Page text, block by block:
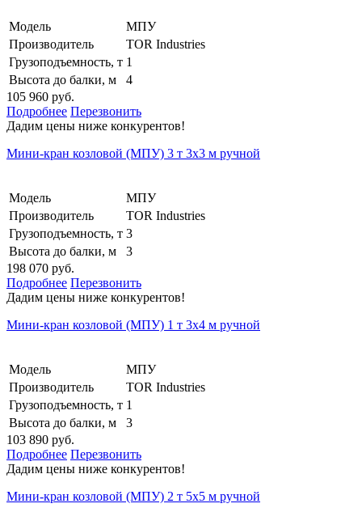
Модель
МПУ
Производитель
TOR Industries
Грузоподъемность, т 1
Высота до балки, м
4
105 960 руб.
Подробнее Перезвонить
Дадим цены ниже конкурентов!
Мини-кран козловой (МПУ) 3 т 3х3 м ручной
Модель
МПУ
Производитель
TOR Industries
Грузоподъемность, т 3
Высота до балки, м
3
198 070 руб.
Подробнее Перезвонить
Дадим цены ниже конкурентов!
Мини-кран козловой (МПУ) 1 т 3х4 м ручной
Модель
МПУ
Производитель
TOR Industries
Грузоподъемность, т 1
Высота до балки, м
3
103 890 руб.
Подробнее Перезвонить
Дадим цены ниже конкурентов!
Мини-кран козловой (МПУ) 2 т 5х5 м ручной